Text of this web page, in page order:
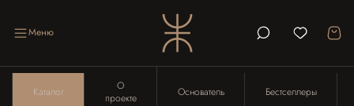
Меню
Каталог
О
проекте
Основатель Бестселлеры